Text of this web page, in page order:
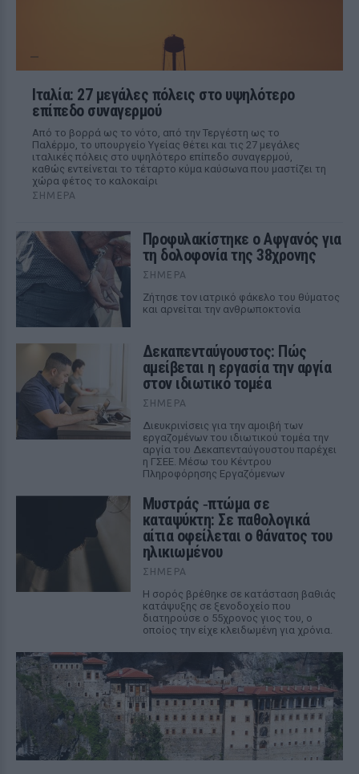
Ιταλία: 27 μεγάλες πόλεις στο υψηλότερο
επίπεδο συναγερμού
Από το βορρά ως το νότο, από την Τεργέστη ως το
Παλέρμο, το υπουργείο Υγείας θέτει και τις 27 μεγάλες
ιταλικές πόλεις στο υψηλότερο επίπεδο συναγερμού,
καθώς εντείνεται το τέταρτο κύμα καύσωνα που μαστίζει τη
χώρα φέτος το καλοκαίρι
ΣΉΜΕΡΑ
Προφυλακίστηκε ο Αφγανός για
τη δολοφονία της 38χρονης
ΣΉΜΕΡΑ
Ζήτησε τον ιατρικό φάκελο του θύματος
και αρνείται την ανθρωποκτονία
Δεκαπενταύγουστος: Πώς
αμείβεται η εργασία την αργία
στον ιδιωτικό τομέα
ΣΉΜΕΡΑ
Διευκρινίσεις για την αμοιβή των
εργαζομένων του ιδιωτικού τομέα την
αργία του Δεκαπενταύγουστου παρέχει
η ΓΣΕΕ. Μέσω του Κέντρου
Πληροφόρησης Εργαζόμενων
Μυστράς ‑πτώμα σε
καταψύκτη: Σε παθολογικά
αίτια οφείλεται ο θάνατος του
ηλικιωμένου
ΣΉΜΕΡΑ
Η σορός βρέθηκε σε κατάσταση βαθιάς
κατάψυξης σε ξενοδοχείο που
διατηρούσε ο 55χρονος γιος του, ο
οποίος την είχε κλειδωμένη για χρόνια.